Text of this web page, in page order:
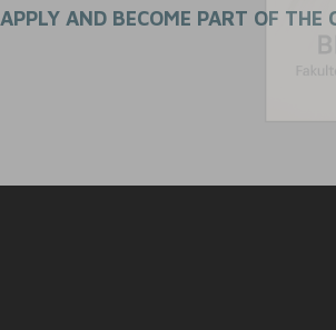
APPLY AND BECOME PART OF